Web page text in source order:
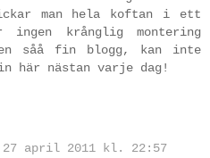
man hela koftan i ett
krånglig montering
såå fin blogg, kan inte
nästan varje dag!
27 april 2011 kl. 22:57